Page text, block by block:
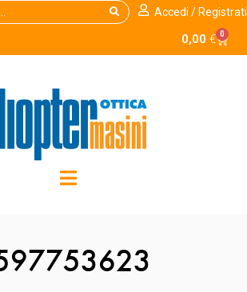
Accedi / Registrati
0,00 € 0